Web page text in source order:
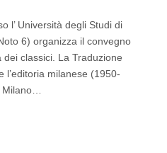
l’ Università degli Studi di
6) organizza il convegno
dei classici. La Traduzione
l’editoria milanese (1950-